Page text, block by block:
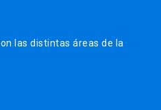
las distintas áreas de la